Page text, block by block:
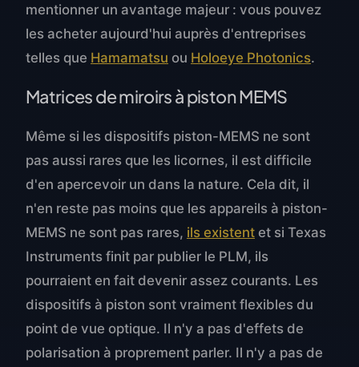
mentionner un avantage majeur : vous pouvez
les acheter aujourd'hui auprès d'entreprises
telles que Hamamatsu ou Holoeye Photonics.
Matrices de miroirs à piston MEMS
Même si les dispositifs piston-MEMS ne sont
pas aussi rares que les licornes, il est difficile
d'en apercevoir un dans la nature. Cela dit, il
n'en reste pas moins que les appareils à piston-
MEMS ne sont pas rares, ils existent et si Texas
Instruments finit par publier le PLM, ils
pourraient en fait devenir assez courants. Les
dispositifs à piston sont vraiment flexibles du
point de vue optique. Il n'y a pas d'effets de
polarisation à proprement parler. Il n'y a pas de